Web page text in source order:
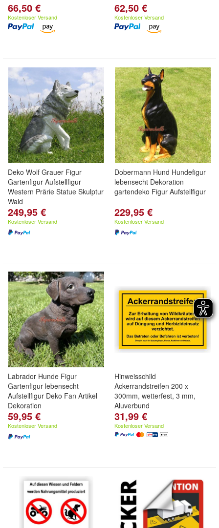
66,50 €
Kostenloser Versand
62,50 €
Kostenloser Versand
Deko Wolf Grauer Figur
Gartenfigur Aufstellfigur
Western Prärie Statue Skulptur
Wald
249,95 €
Kostenloser Versand
Dobermann Hund Hundefigur
lebensecht Dekoration
gartendeko Figur Aufstellfigur
229,95 €
Kostenloser Versand
Labrador Hunde Figur
Gartenfigur lebensecht
Aufstellfigur Deko Fan Artikel
Dekoration
59,95 €
Kostenloser Versand
Hinweisschild
Ackerrandstreifen 200 x
300mm, wetterfest, 3 mm,
Aluverbund
31,99 €
Kostenloser Versand